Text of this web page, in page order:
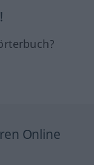
Online